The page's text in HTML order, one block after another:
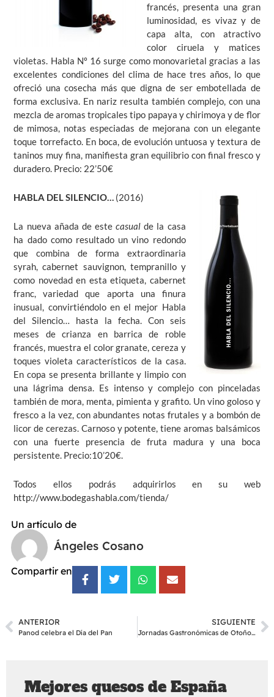
francés, presenta una gran
luminosidad, es vivaz y de
capa alta, con atractivo
color ciruela y matices
violetas. Habla Nº 16 surge como monovarietal gracias a las
excelentes condiciones del clima de hace tres años, lo que
ofreció una cosecha más que digna de ser embotellada de
forma exclusiva. En nariz resulta también complejo, con una
mezcla de aromas tropicales tipo papaya y chirimoya y de flor
de mimosa, notas especiadas de mejorana con un elegante
toque torrefacto. En boca, de evolución untuosa y textura de
taninos muy fina, manifiesta gran equilibrio con final fresco y
duradero. Precio: 22’50€
HABLA DEL SILENCIO… (2016)
La nueva añada de estecasualde la casa
ha dado como resultado un vino redondo
que combina de forma extraordinaria
syrah, cabernet sauvignon, tempranillo y
como novedad en esta etiqueta, cabernet
franc, variedad que aporta una finura
inusual, convirtiéndolo en el mejor Habla
del Silencio… hasta la fecha. Con seis
meses de crianza en barrica de roble
francés, muestra el color granate, cereza y
toques violeta característicos de la casa.
En copa se presenta brillante y limpio con
una lágrima densa. Es intenso y complejo con pinceladas
también de mora, menta, pimienta y grafito. Un vino goloso y
fresco a la vez, con abundantes notas frutales y a bombón de
licor de cerezas. Carnoso y potente, tiene aromas balsámicos
con una fuerte presencia de fruta madura y una boca
persistente. Precio:10’20€.
Todos ellos podrás adquirirlos en su web
http://www.bodegashabla.com/tienda/
Un artículo de
Ángeles Cosano
Compartir en
ANTERIOR
Panod celebra el Día del Pan
SIGUIENTE
Jornadas Gastronómicas de Otoño #IbizaSabor17
Mejores quesos de España